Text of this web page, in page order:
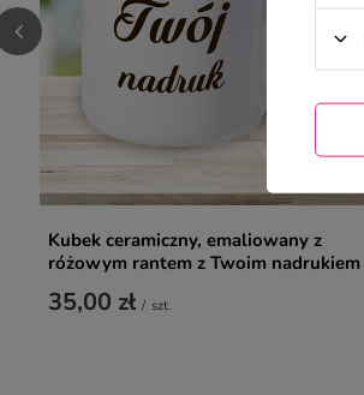
Kubek ceramiczny, emaliowany z
różowym rantem z Twoim nadrukiem
35,00 zł / szt.